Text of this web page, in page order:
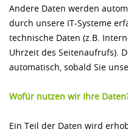
Andere Daten werden
durch unsere IT-Systeme
technische Daten (z.B.
Uhrzeit des Seitenaufrufs).
automatisch, sobald Sie
Wofür nutzen wir Ihre
Ein Teil der Daten wird